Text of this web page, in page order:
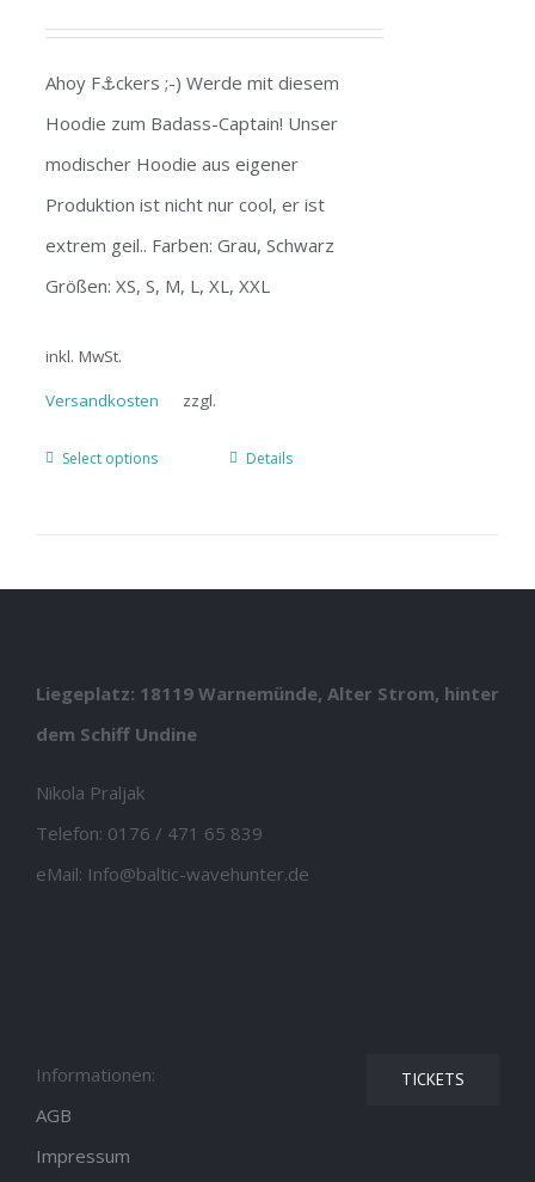
Ahoy F⚓ckers ;-) Werde mit diesem
Hoodie zum Badass-Captain! Unser
modischer Hoodie aus eigener
Produktion ist nicht nur cool, er ist
extrem geil.. Farben: Grau, Schwarz
Größen: XS, S, M, L, XL, XXL
inkl. MwSt.
zzgl.
Versandkosten
Select options Details
Liegeplatz: 18119 Warnemünde, Alter Strom, hinter
dem Schiff Undine
Nikola Praljak
Telefon: 0176 / 471 65 839
eMail: Info@baltic-wavehunter.de
Informationen: TICKETS
AGB
Impressum